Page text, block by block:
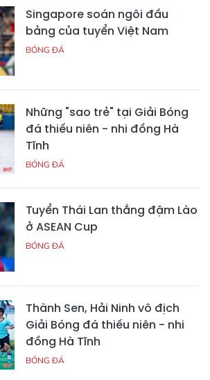
Singapore soán ngôi đầu
bảng của tuyển Việt Nam
BÓNG ĐÁ
Những "sao trẻ" tại Giải Bóng
đá thiếu niên - nhi đồng Hà
Tĩnh
BÓNG ĐÁ
Tuyển Thái Lan thắng đậm Lào
ở ASEAN Cup
BÓNG ĐÁ
Thành Sen, Hải Ninh vô địch
Giải Bóng đá thiếu niên - nhi
đồng Hà Tĩnh
BÓNG ĐÁ